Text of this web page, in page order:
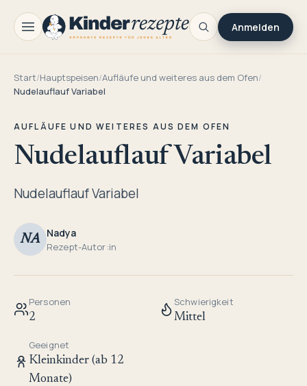
Anmelden
Start/Hauptspeisen/Aufläufe und weiteres aus dem Ofen/
Nudelauflauf Variabel
AUFLÄUFE UND WEITERES AUS DEM OFEN
Nudelauflauf Variabel
Nudelauflauf Variabel
NA Nadya
Rezept-Autor:in
Personen
2
Schwierigkeit
Mittel
Geeignet
Kleinkinder (ab 12
Monate)